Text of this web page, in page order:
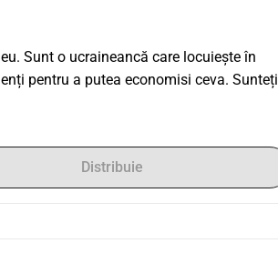
Sunt o ucraineancă care locuiește în
pentru a putea economisi ceva. Sunteți
Distribuie